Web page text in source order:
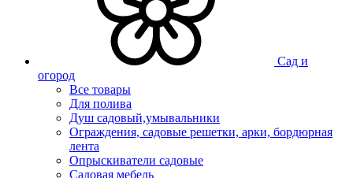
Сад и
огород
Все товары
Для полива
Душ садовый,умывальники
Ограждения, садовые решетки, арки, бордюрная
лента
Опрыскиватели садовые
Садовая мебель